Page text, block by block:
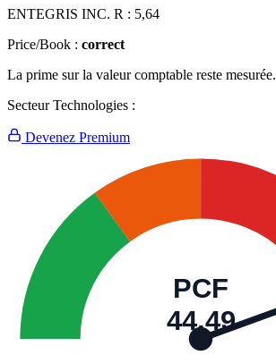
ENTEGRIS INC. R : 5,64
Price/Book : correct
La prime sur la valeur comptable reste mesurée.
Secteur Technologies :
Devenez Premium
PCF
44,49